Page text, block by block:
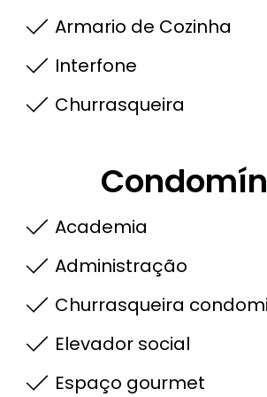
Armario de Cozinha
Interfone
Churrasqueira
Academia
Administração
Churrasqueira
Elevador social
Espaço gourmet